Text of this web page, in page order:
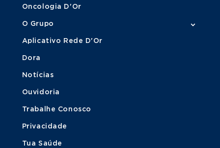
Oncologia D'Or
O Grupo
Aplicativo Rede D'Or
Dora
Notícias
Ouvidoria
Trabalhe Conosco
Privacidade
Tua Saúde